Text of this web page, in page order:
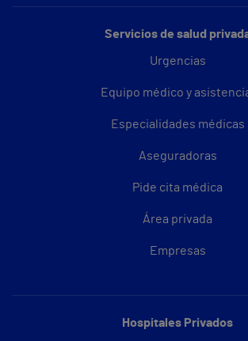
Servicios de salud
Urgencias
Equipo médico y
Especialidades médicas
Aseguradoras
Pide cita médica
Área privada
Empresas
Hospitales Privados